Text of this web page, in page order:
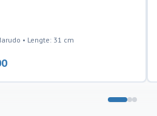
• Lengte: 31 cm